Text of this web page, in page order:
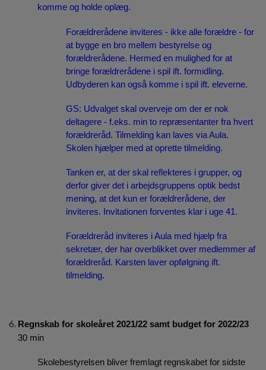
komme og holde oplæg.
Forældrerådene inviteres - ikke alle forældre - for
at bygge en bro mellem bestyrelse og
forældrerådene. Hermed en mulighed for at
bringe forældrerådene i spil ift. formidling.
Udbyderen kan også komme i spil ift. eleverne.
GS: Udvalget skal overveje om der er nok
deltagere - f.eks. min to repræsentanter fra hvert
forældreråd. Tilmelding kan laves via Aula.
Skolen hjælper med at oprette tilmelding.
Tanken er, at der skal reflekteres i grupper, og
derfor giver det i arbejdsgruppens optik bedst
mening, at det kun er forældrerådene, der
inviteres. Invitationen forventes klar i uge 41.
Forældreråd inviteres i Aula med hjælp fra
sekretær, der har overblikket over medlemmer af
forældreråd. Karsten laver opfølgning ift.
tilmelding.
30 min
Skolebestyrelsen bliver fremlagt regnskabet for sidste